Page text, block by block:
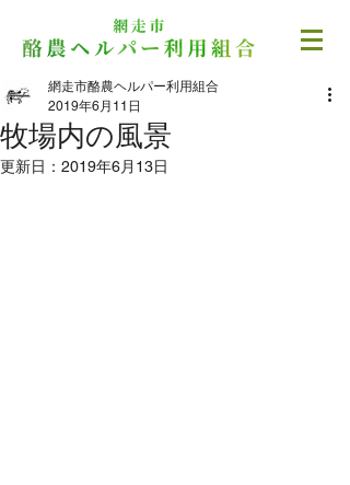
牧場内の風景
網走市酪農ヘルパー利用組合
2019年6月11日
更新日： 2019年6月13日